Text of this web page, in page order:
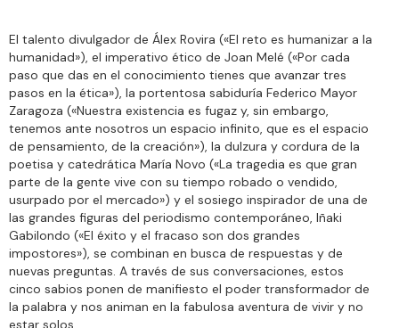
El talento divulgador de Álex Rovira («El reto es humanizar a la
humanidad»), el imperativo ético de Joan Melé («Por cada
paso que das en el conocimiento tienes que avanzar tres
pasos en la ética»), la portentosa sabiduría Federico Mayor
Zaragoza («Nuestra existencia es fugaz y, sin embargo,
tenemos ante nosotros un espacio infinito, que es el espacio
de pensamiento, de la creación»), la dulzura y cordura de la
poetisa y catedrática María Novo («La tragedia es que gran
parte de la gente vive con su tiempo robado o vendido,
usurpado por el mercado») y el sosiego inspirador de una de
las grandes figuras del periodismo contemporáneo, Iñaki
Gabilondo («El éxito y el fracaso son dos grandes
impostores»), se combinan en busca de respuestas y de
nuevas preguntas. A través de sus conversaciones, estos
cinco sabios ponen de manifiesto el poder transformador de
la palabra y nos animan en la fabulosa aventura de vivir y no
estar solos.